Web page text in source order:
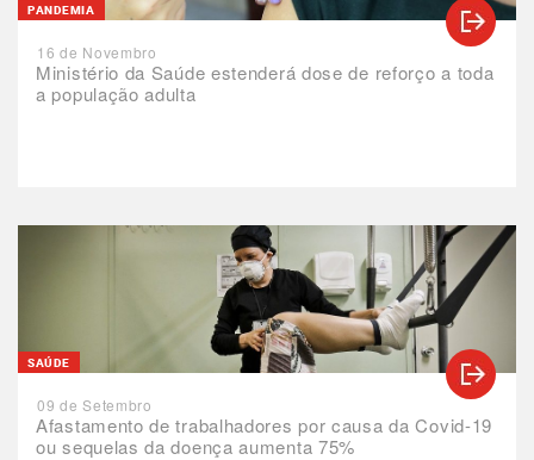
Ministério da Saúde estenderá dose de reforço a toda
a população adulta
PANDEMIA
16 de Novembro
Afastamento de trabalhadores por causa da Covid-19
ou sequelas da doença aumenta 75%
SAÚDE
09 de Setembro